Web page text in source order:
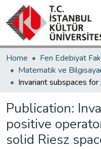
Home
Publication:
positive
solid Riesz